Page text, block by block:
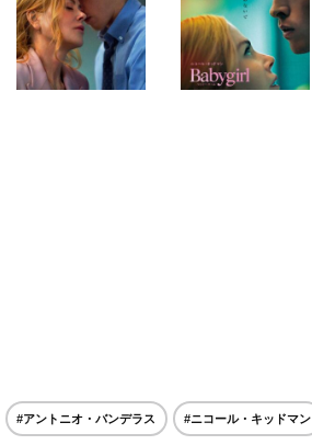
#アントニオ・バンデラス #ニコール・キッドマン